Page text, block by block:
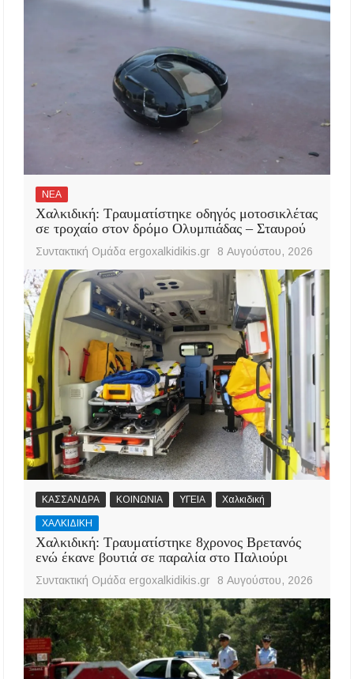
ΝΕΑ
Χαλκιδική: Τραυματίστηκε οδηγός μοτοσικλέτας
σε τροχαίο στον δρόμο Ολυμπιάδας – Σταυρού
Συντακτική Ομάδα ergoxalkidikis.gr 8 Αυγούστου, 2026
ΚΑΣΣΑΝΔΡΑ ΚΟΙΝΩΝΙΑ ΥΓΕΙΑ Χαλκιδική
ΧΑΛΚΙΔΙΚΗ
Χαλκιδική: Τραυματίστηκε 8χρονος Βρετανός
ενώ έκανε βουτιά σε παραλία στο Παλιούρι
Συντακτική Ομάδα ergoxalkidikis.gr 8 Αυγούστου, 2026